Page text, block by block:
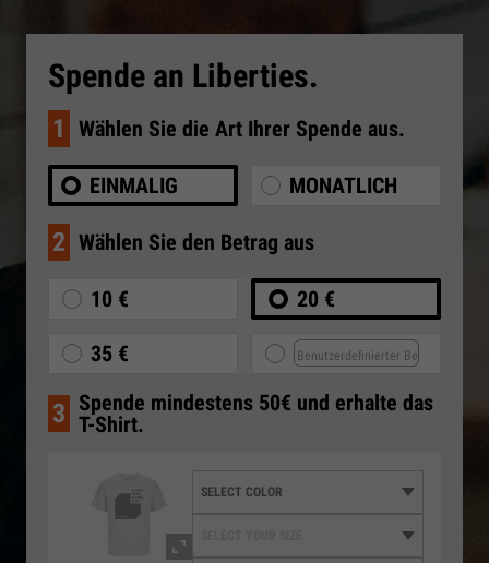
Spende an Liberties.
1 Wählen Sie die Art Ihrer Spende aus.
EINMALIG MONATLICH
2 Wählen Sie den Betrag aus
10 € 20 €
35 €
3 Spende mindestens 50€ und erhalte das
T-Shirt.